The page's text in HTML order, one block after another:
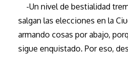
-Un nivel de bestialidad
salgan las elecciones en la
armando cosas por abajo,
sigue enquistado. Por eso,